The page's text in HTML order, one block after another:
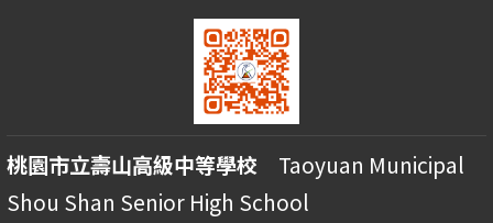
桃園市立壽山高級中等學校 Taoyuan Municipal
Shou Shan Senior High School